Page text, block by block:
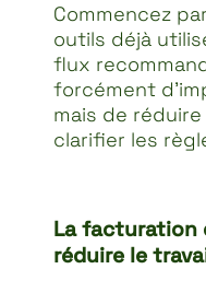
Commencez
outils déjà
flux
forcément
mais de
clarifier les
La facturation
réduire le